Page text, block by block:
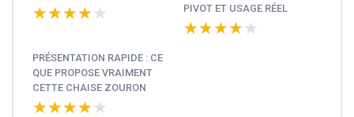
★★★★★
★★★★★
PIVOT ET USAGE RÉEL
★★★★★
★★★★★
PRÉSENTATION RAPIDE : CE
QUE PROPOSE VRAIMENT
CETTE CHAISE ZOURON
★★★★★
★★★★★